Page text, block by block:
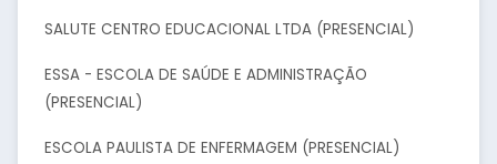
SALUTE CENTRO EDUCACIONAL LTDA (PRESENCIAL)
ESSA - ESCOLA DE SAÚDE E ADMINISTRAÇÃO
(PRESENCIAL)
ESCOLA PAULISTA DE ENFERMAGEM (PRESENCIAL)